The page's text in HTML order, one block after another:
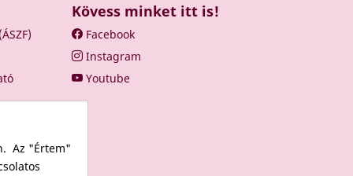
Kövess minket itt is!
Facebook
Instagram
Youtube
Az "Értem"